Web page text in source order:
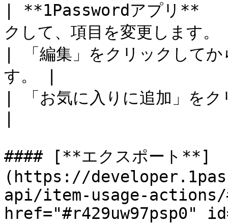
| **1Passwordアプリ
クして、項目を変更します
| 「編集」をクリックして
す。 |
| 「お気に入りに追加」
#### [**エクスポート**]
(https://
api/item-usage-
href="#r429uw97psp0"